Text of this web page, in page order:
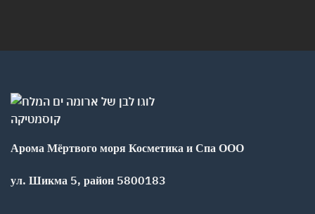
Арома Мёртвого моря Косметика и Спа ООО
ул. Шикма 5, район 5800183